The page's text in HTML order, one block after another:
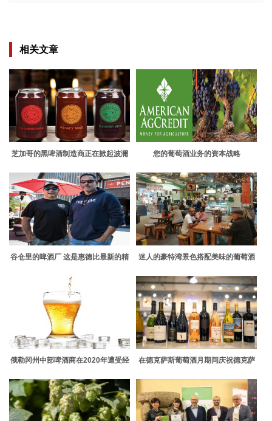
相关文章
芝加哥的黑啤酒制造商正在掀起波澜 您的葡萄酒业务的资本战略
谷仓里的啤酒厂 这是惠德比最新的精
迷人的豪特湾景色搭配美味的葡萄酒
俄勒冈州中部啤酒商在2020年遭受经
在德克萨斯葡萄酒月期间庆祝德克萨